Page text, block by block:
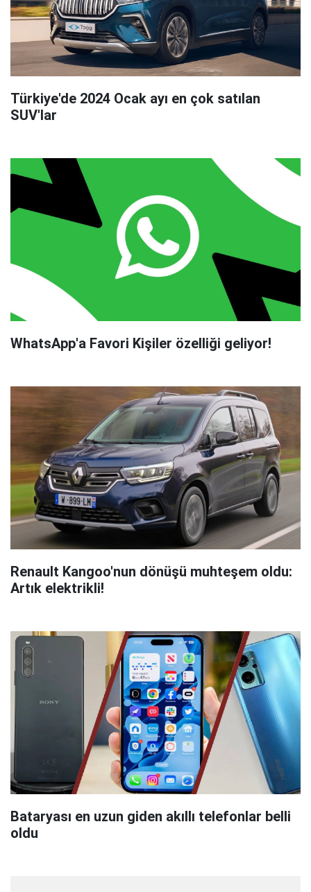
Türkiye'de 2024 Ocak ayı en çok satılan
SUV'lar
WhatsApp'a Favori Kişiler özelliği geliyor!
Renault Kangoo'nun dönüşü muhteşem oldu:
Artık elektrikli!
Bataryası en uzun giden akıllı telefonlar belli
oldu